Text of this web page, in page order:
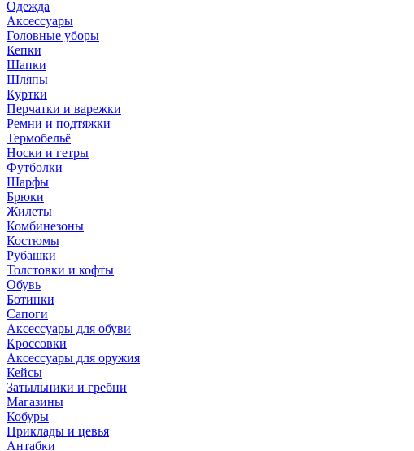
Одежда
Аксессуары
Головные уборы
Кепки
Шапки
Шляпы
Куртки
Перчатки и варежки
Ремни и подтяжки
Термобельё
Носки и гетры
Футболки
Шарфы
Брюки
Жилеты
Комбинезоны
Костюмы
Рубашки
Толстовки и кофты
Обувь
Ботинки
Сапоги
Аксессуары для обуви
Кроссовки
Аксессуары для оружия
Кейсы
Затыльники и гребни
Магазины
Кобуры
Приклады и цевья
Антабки